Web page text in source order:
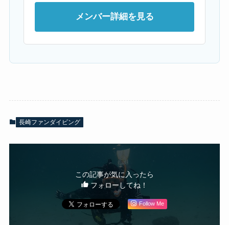
メンバー詳細を見る
長崎ファンダイビング
この記事が気に入ったら
フォローしてね！
Follow Me